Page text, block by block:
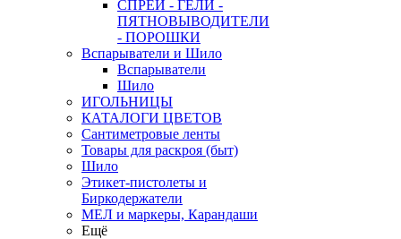
СПРЕИ - ГЕЛИ -
ПЯТНОВЫВОДИТЕЛИ
- ПОРОШКИ
Вспарыватели и Шило
Вспарыватели
Шило
ИГОЛЬНИЦЫ
КАТАЛОГИ ЦВЕТОВ
Сантиметровые ленты
Товары для раскроя (быт)
Шило
Этикет-пистолеты и
Биркодержатели
МЕЛ и маркеры, Карандаши
Ещё